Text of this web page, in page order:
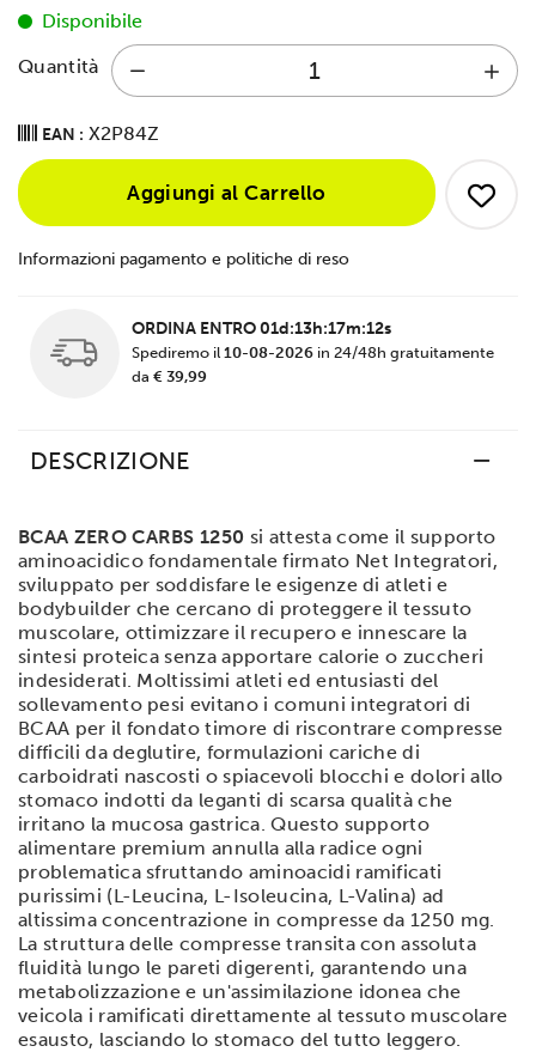
Disponibile
Quantità
EAN : X2P84Z
Aggiungi al Carrello
Informazioni pagamento e politiche di reso
ORDINA ENTRO01d:13h:17m:12s
Spediremo il 10-08-2026 in 24/48h gratuitamente
da € 39,99
DESCRIZIONE
BCAA ZERO CARBS 1250 si attesta come il supporto
aminoacidico fondamentale firmato Net Integratori,
sviluppato per soddisfare le esigenze di atleti e
bodybuilder che cercano di proteggere il tessuto
muscolare, ottimizzare il recupero e innescare la
sintesi proteica senza apportare calorie o zuccheri
indesiderati. Moltissimi atleti ed entusiasti del
sollevamento pesi evitano i comuni integratori di
BCAA per il fondato timore di riscontrare compresse
difficili da deglutire, formulazioni cariche di
carboidrati nascosti o spiacevoli blocchi e dolori allo
stomaco indotti da leganti di scarsa qualità che
irritano la mucosa gastrica. Questo supporto
alimentare premium annulla alla radice ogni
problematica sfruttando aminoacidi ramificati
purissimi (L-Leucina, L-Isoleucina, L-Valina) ad
altissima concentrazione in compresse da 1250 mg.
La struttura delle compresse transita con assoluta
fluidità lungo le pareti digerenti, garantendo una
metabolizzazione e un'assimilazione idonea che
veicola i ramificati direttamente al tessuto muscolare
esausto, lasciando lo stomaco del tutto leggero.